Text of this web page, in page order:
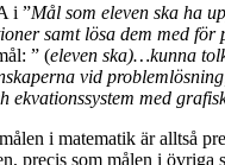
i ”Mål som eleven ska ha
samt lösa dem med
” (eleven ska)…kunna
vid
ekvationssystem med
i matematik är alltså
precis som målen i